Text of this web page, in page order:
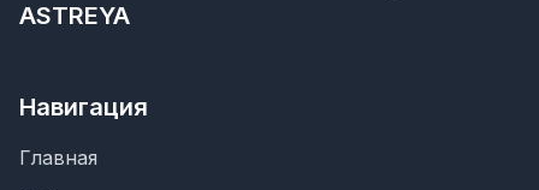
ASTREYA
Навигация
Главная